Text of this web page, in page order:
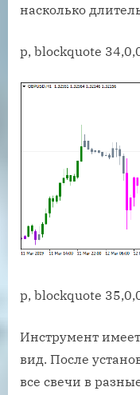
насколько
p, blockquote
p, blockquote
Инструмент
вид. После
все свечи в